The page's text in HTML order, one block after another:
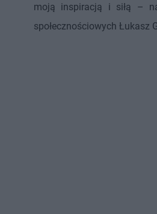
moją inspiracją i siłą –
społecznościowych Łukasz